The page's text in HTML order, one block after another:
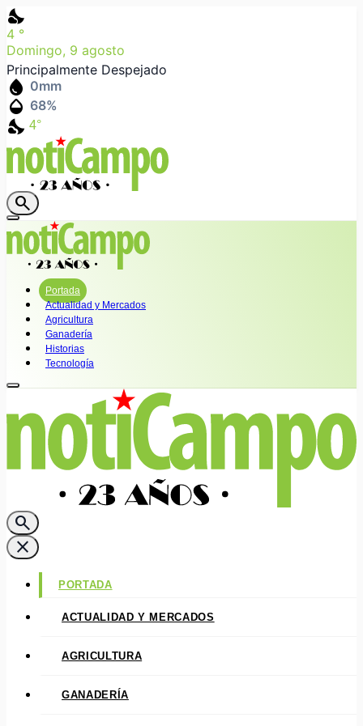
nights_stay
4 °
Domingo, 9 agosto
Principalmente Despejado
water_drop 0mm
humidity_mid 68%
nights_stay 4°
search
Portada
Actualidad y Mercados
Agricultura
Ganadería
Historias
Tecnología
search
close
PORTADA
ACTUALIDAD Y MERCADOS
AGRICULTURA
GANADERÍA